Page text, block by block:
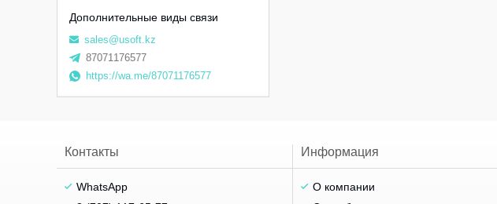
sales@usoft.kz
87071176577
https://wa.me/87071176577
Контакты
WhatsApp
Информация
О компании